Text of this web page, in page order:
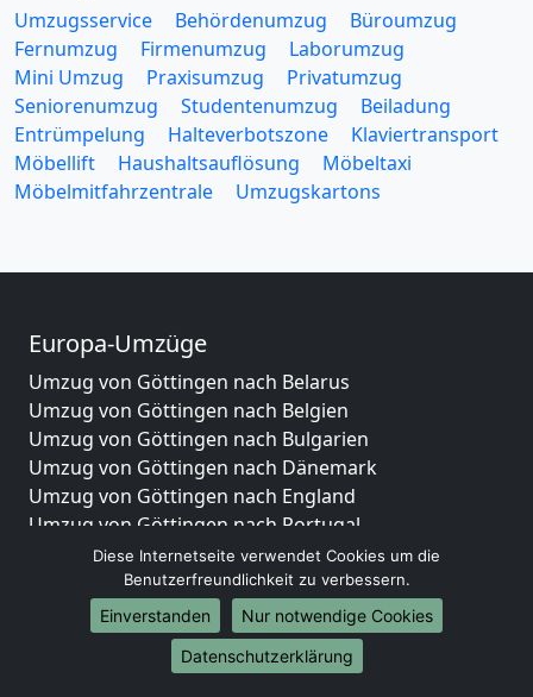
Umzugsservice Behördenumzug
Büroumzug
Fernumzug
Firmenumzug
Laborumzug
Mini Umzug
Praxisumzug
Privatumzug
Seniorenumzug
Studentenumzug
Beiladung
Entrümpelung
Halteverbotszone
Klaviertransport
Möbellift
Haushaltsauflösung
Möbeltaxi
Möbelmitfahrzentrale
Umzugskartons
Europa-Umzüge
Umzug von Göttingen nach Belarus
Umzug von Göttingen nach Belgien
Umzug von Göttingen nach Bulgarien
Umzug von Göttingen nach Dänemark
Umzug von Göttingen nach England
Umzug von Göttingen nach Portugal
Umzug von Göttingen nach Bosnien
und Herzegowina
Umzug von Göttingen nach Irland
Umzug von Göttingen nach Lettland
Umzug von Göttingen nach Zypern
Diese Internetseite verwendet Cookies um die
Benutzerfreundlichkeit zu verbessern.
Einverstanden
Nur notwendige Cookies
Datenschutzerklärung